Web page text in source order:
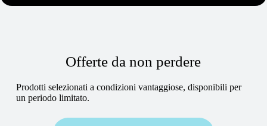
Offerte da non perdere
Prodotti selezionati a condizioni vantaggiose, disponibili per
un periodo limitato.